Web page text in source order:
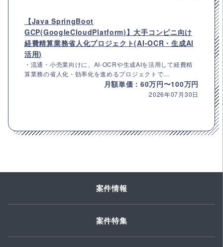
【Java SpringBoot
GCP(GoogleCloudPlatform)】大手コンビニ向け
経費精算業務省人化プロジェクト(AI-OCR・生成AI
活用)
・流通・小売業向けに、AI-OCRや生成AIを活用して経費精
算業務の省人化・効率化を進めるプロジェクトで...
月額単価：60万円〜100万円
2026年07月30日
案件情報
案件特集